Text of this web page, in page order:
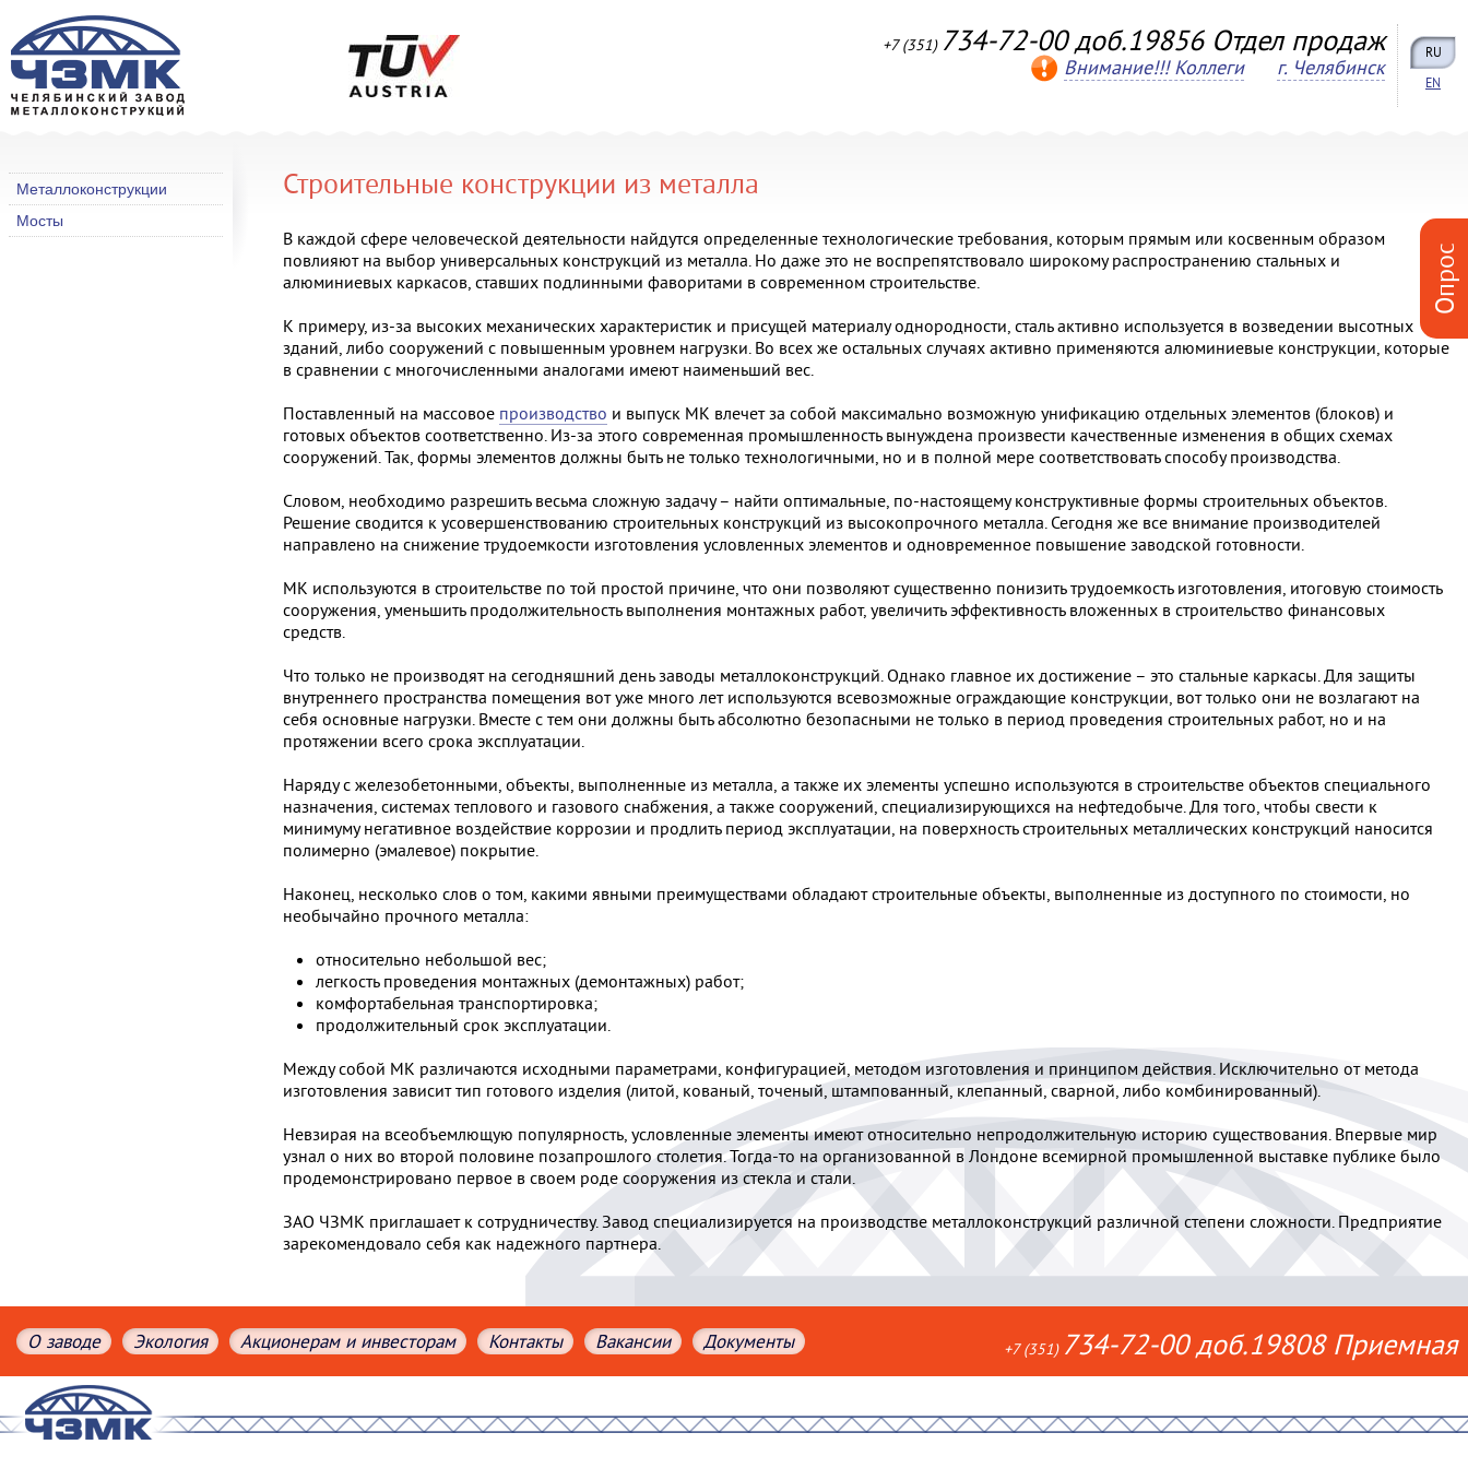
+7 (351) 734-72-00 доб.19856 Отдел продаж
Внимание!!! Коллеги г. Челябинск
RU
EN
Металлоконструкции
Мосты
Строительные конструкции из металла
В каждой сфере человеческой деятельности найдутся определенные технологические требования, которым прямым или косвенным образом
повлияют на выбор универсальных конструкций из металла. Но даже это не воспрепятствовало широкому распространению стальных и
алюминиевых каркасов, ставших подлинными фаворитами в современном строительстве.
К примеру, из-за высоких механических характеристик и присущей материалу однородности, сталь активно используется в возведении высотных
зданий, либо сооружений с повышенным уровнем нагрузки. Во всех же остальных случаях активно применяются алюминиевые конструкции, которые
в сравнении с многочисленными аналогами имеют наименьший вес.
Поставленный на массовое производство и выпуск МК влечет за собой максимально возможную унификацию отдельных элементов (блоков) и
готовых объектов соответственно. Из-за этого современная промышленность вынуждена произвести качественные изменения в общих схемах
сооружений. Так, формы элементов должны быть не только технологичными, но и в полной мере соответствовать способу производства.
Словом, необходимо разрешить весьма сложную задачу – найти оптимальные, по-настоящему конструктивные формы строительных объектов.
Решение сводится к усовершенствованию строительных конструкций из высокопрочного металла. Сегодня же все внимание производителей
направлено на снижение трудоемкости изготовления условленных элементов и одновременное повышение заводской готовности.
МК используются в строительстве по той простой причине, что они позволяют существенно понизить трудоемкость изготовления, итоговую стоимость
сооружения, уменьшить продолжительность выполнения монтажных работ, увеличить эффективность вложенных в строительство финансовых
средств.
Что только не производят на сегодняшний день заводы металлоконструкций. Однако главное их достижение – это стальные каркасы. Для защиты
внутреннего пространства помещения вот уже много лет используются всевозможные ограждающие конструкции, вот только они не возлагают на
себя основные нагрузки. Вместе с тем они должны быть абсолютно безопасными не только в период проведения строительных работ, но и на
протяжении всего срока эксплуатации.
Наряду с железобетонными, объекты, выполненные из металла, а также их элементы успешно используются в строительстве объектов специального
назначения, системах теплового и газового снабжения, а также сооружений, специализирующихся на нефтедобыче. Для того, чтобы свести к
минимуму негативное воздействие коррозии и продлить период эксплуатации, на поверхность строительных металлических конструкций наносится
полимерно (эмалевое) покрытие.
Наконец, несколько слов о том, какими явными преимуществами обладают строительные объекты, выполненные из доступного по стоимости, но
необычайно прочного металла:
относительно небольшой вес;
легкость проведения монтажных (демонтажных) работ;
комфортабельная транспортировка;
продолжительный срок эксплуатации.
Между собой МК различаются исходными параметрами, конфигурацией, методом изготовления и принципом действия. Исключительно от метода
изготовления зависит тип готового изделия (литой, кованый, точеный, штампованный, клепанный, сварной, либо комбинированный).
Невзирая на всеобъемлющую популярность, условленные элементы имеют относительно непродолжительную историю существования. Впервые мир
узнал о них во второй половине позапрошлого столетия. Тогда-то на организованной в Лондоне всемирной промышленной выставке публике было
продемонстрировано первое в своем роде сооружения из стекла и стали.
ЗАО ЧЗМК приглашает к сотрудничеству. Завод специализируется на производстве металлоконструкций различной степени сложности. Предприятие
зарекомендовало себя как надежного партнера.
О заводе Экология Акционерам и инвесторам Контакты Вакансии Документы +7 (351) 734-72-00 доб.19808 Приемная
Опрос